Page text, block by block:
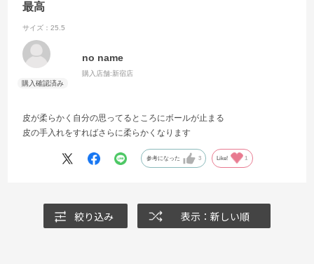
最高
サイズ：25.5
no name
購入店舗:新宿店
皮が柔らかく自分の思ってるところにボールが止まる
皮の手入れをすればさらに柔らかくなります
参考になった 3 Like! 1
絞り込み 表示：新しい順